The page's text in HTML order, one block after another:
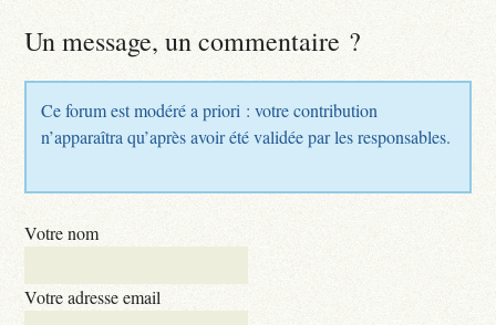
Un message, un commentaire ?
Ce forum est modéré a priori : votre contribution
n’apparaîtra qu’après avoir été validée par les responsables.
Votre nom
Votre adresse email